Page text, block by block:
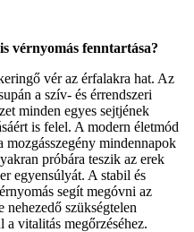
vérnyomás fenntartása?
vér az érfalakra hat. Az
a szív- és érrendszeri
minden egyes sejtjének
is felel. A modern életmód
mindennapok
próbára teszik az erek
egyensúlyát. A stabil és
segít megóvni az
nehezedő szükségtelen
a vitalitás megőrzéséhez.